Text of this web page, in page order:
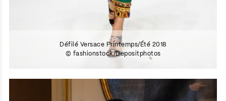
Défilé Versace Printemps/Été 2018
© fashionstock/Depositphotos